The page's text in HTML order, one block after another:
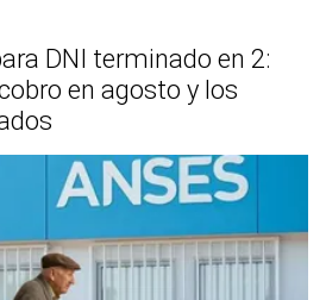
DNI terminado en 2:
en agosto y los